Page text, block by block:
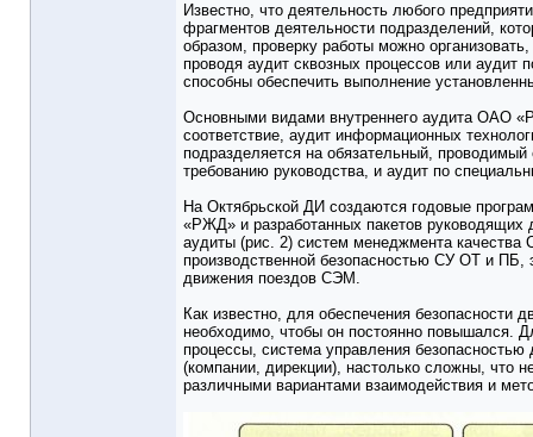
Известно, что деятельность любого
фрагментов деятельности подразделений,
образом, проверку работы можно
проводя аудит сквозных процессов или аудит
способны обеспечить выполнение
Основными видами внутреннего аудита ОАО
соответствие, аудит информационных
подразделяется на обязательный,
требованию руководства, и аудит по
На Октябрьской ДИ создаются годовые
«РЖД» и разработанных пакетов руководящих
аудиты (рис. 2) систем менеджмента
производственной безопасностью СУ ОТ и ПБ,
движения поездов СЭМ.
Как известно, для обеспечения безопасности
необходимо, чтобы он постоянно повышался.
процессы, система управления
(компании, дирекции), настолько сложны, что
различными вариантами взаимодействия и